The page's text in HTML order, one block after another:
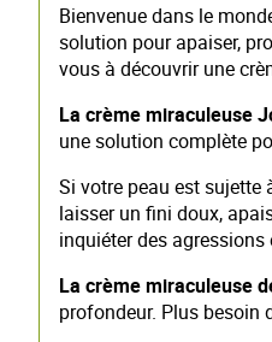
Bienvenue dans le
solution pour apaiser,
vous à découvrir une
La crème miraculeuse
une solution complète
Si votre peau est sujette
laisser un fini doux,
inquiéter des
La crème miraculeuse
profondeur. Plus besoin